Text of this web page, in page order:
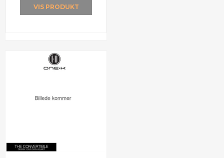
VIS PRODUKT